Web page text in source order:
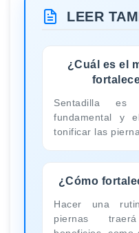
LEER
¿Cuál es el
Sentadilla es
fundamental y
tonificar las
¿Cómo
Hacer una
piernas